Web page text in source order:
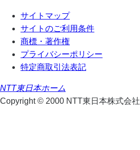
サイトマップ
サイトのご利用条件
商標・著作権
プライバシーポリシー
特定商取引法表記
NTT東日本ホーム
Copyright © 2000 NTT東日本株式会社